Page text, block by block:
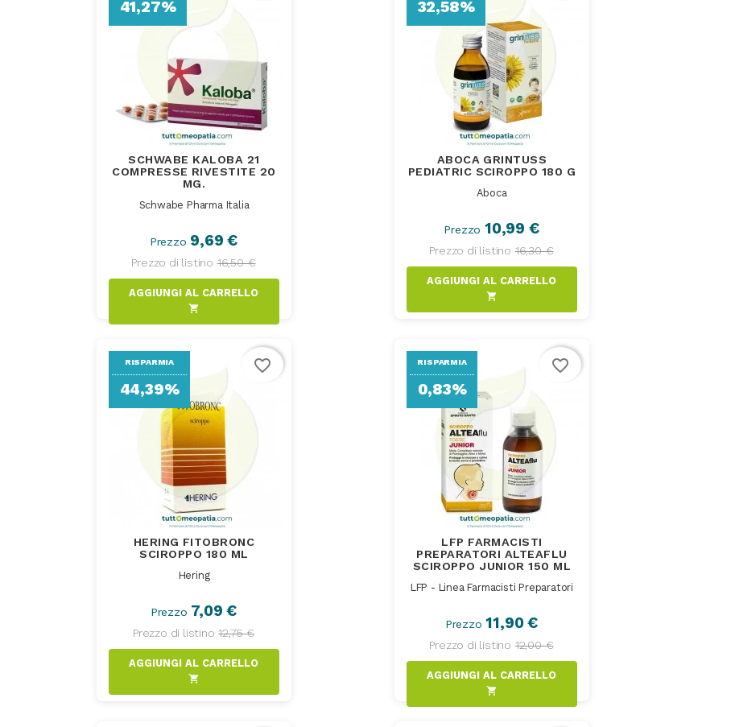
SCHWABE KALOBA 21
COMPRESSE RIVESTITE 20
MG.
Schwabe Pharma Italia
Prezzo 9,69 €
Prezzo di listino 16,50 €
shopping_cart
41,27%
ABOCA GRINTUSS
PEDIATRIC SCIROPPO 180 G
Aboca
Prezzo 10,99 €
Prezzo di listino 16,30 €
shopping_cart
32,58%
HERING FITOBRONC
SCIROPPO 180 ML
Hering
Prezzo 7,09 €
Prezzo di listino 12,75 €
shopping_cart
RISPARMIA
44,39%
favorite_border
LFP FARMACISTI
PREPARATORI ALTEAFLU
SCIROPPO JUNIOR 150 ML
LFP - Linea Farmacisti Preparatori
Prezzo 11,90 €
Prezzo di listino 12,00 €
shopping_cart
RISPARMIA
0,83%
favorite_border